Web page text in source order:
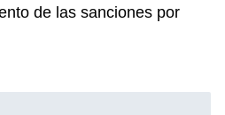
de las sanciones por